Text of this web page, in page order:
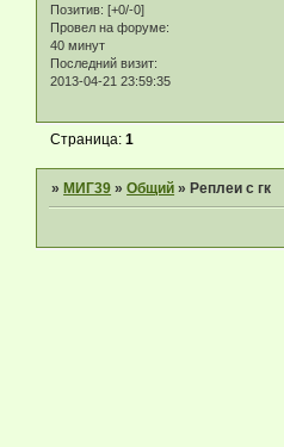
Позитив: [+0/-0]
Провел на форуме:
40 минут
Последний визит:
2013-04-21 23:59:35
Страница:1
» МИГ39 »Общий » Реплеи с гк